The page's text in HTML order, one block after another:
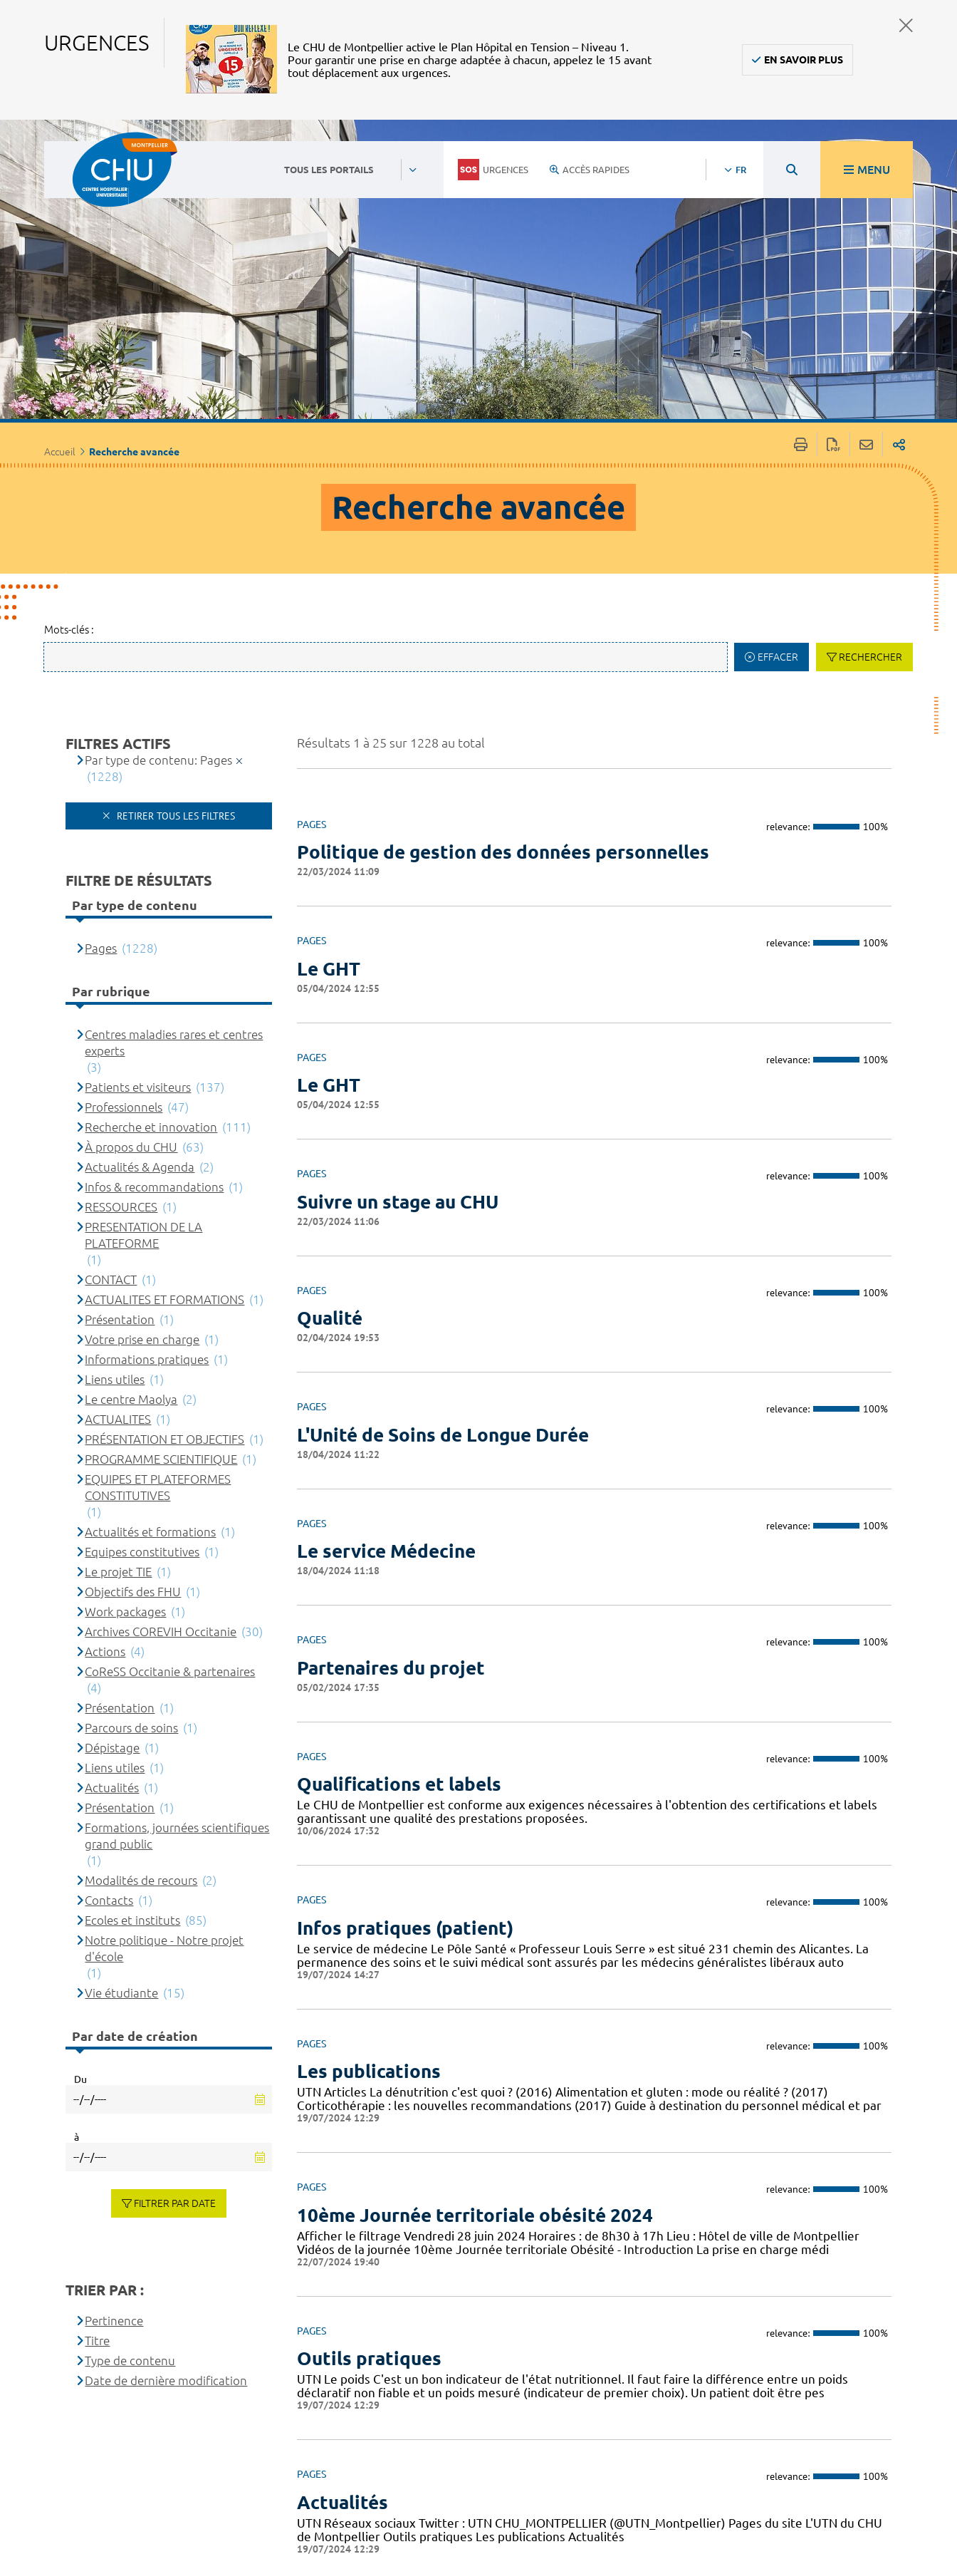
URGENCES
Le CHU de Montpellier active le Plan Hôpital en Tension – Niveau 1.
Pour garantir une prise en charge adaptée à chacun, appelez le 15 avant
tout déplacement aux urgences.
EN SAVOIR PLUS
TOUS LES PORTAILS URGENCES ACCÈS RAPIDES FR MENU
Accueil Recherche avancée
Recherche avancée
Mots-clés :
EFFACER RECHERCHER
Résultats 1 à 25 sur 1228 au total
PAGES relevance: 100%
Politique de gestion des données personnelles
22/03/2024 11:09
PAGES relevance: 100%
Le GHT
05/04/2024 12:55
PAGES relevance: 100%
Le GHT
05/04/2024 12:55
PAGES relevance: 100%
Suivre un stage au CHU
22/03/2024 11:06
PAGES relevance: 100%
Qualité
02/04/2024 19:53
PAGES relevance: 100%
L'Unité de Soins de Longue Durée
18/04/2024 11:22
PAGES relevance: 100%
Le service Médecine
18/04/2024 11:18
PAGES relevance: 100%
Partenaires du projet
05/02/2024 17:35
PAGES relevance: 100%
Qualifications et labels
Le CHU de Montpellier est conforme aux exigences nécessaires à l'obtention des certifications et labels
garantissant une qualité des prestations proposées.
10/06/2024 17:32
PAGES relevance: 100%
Infos pratiques (patient)
Le service de médecine Le Pôle Santé « Professeur Louis Serre » est situé 231 chemin des Alicantes. La
permanence des soins et le suivi médical sont assurés par les médecins généralistes libéraux auto
19/07/2024 14:27
PAGES relevance: 100%
Les publications
UTN Articles La dénutrition c'est quoi ? (2016) Alimentation et gluten : mode ou réalité ? (2017)
Corticothérapie : les nouvelles recommandations (2017) Guide à destination du personnel médical et par
19/07/2024 12:29
PAGES relevance: 100%
10ème Journée territoriale obésité 2024
Afficher le filtrage Vendredi 28 juin 2024 Horaires : de 8h30 à 17h Lieu : Hôtel de ville de Montpellier
Vidéos de la journée 10ème Journée territoriale Obésité - Introduction La prise en charge médi
22/07/2024 19:40
PAGES relevance: 100%
Outils pratiques
UTN Le poids C'est un bon indicateur de l'état nutritionnel. Il faut faire la différence entre un poids
déclaratif non fiable et un poids mesuré (indicateur de premier choix). Un patient doit être pes
19/07/2024 12:29
PAGES relevance: 100%
Actualités
UTN Réseaux sociaux Twitter : UTN CHU_MONTPELLIER (@UTN_Montpellier) Pages du site L'UTN du CHU
de Montpellier Outils pratiques Les publications Actualités
19/07/2024 12:29
FILTRES ACTIFS
Par type de contenu: Pages
(1228)
RETIRER TOUS LES FILTRES
FILTRE DE RÉSULTATS
Par type de contenu
Pages (1228)
Par rubrique
Centres maladies rares et centres
experts
(3)
Patients et visiteurs (137)
Professionnels (47)
Recherche et innovation (111)
À propos du CHU (63)
Actualités & Agenda (2)
Infos & recommandations (1)
RESSOURCES (1)
PRESENTATION DE LA
PLATEFORME
(1)
CONTACT (1)
ACTUALITES ET FORMATIONS (1)
Présentation (1)
Votre prise en charge (1)
Informations pratiques (1)
Liens utiles (1)
Le centre Maolya (2)
ACTUALITES (1)
PRÉSENTATION ET OBJECTIFS (1)
PROGRAMME SCIENTIFIQUE (1)
EQUIPES ET PLATEFORMES
CONSTITUTIVES
(1)
Actualités et formations (1)
Equipes constitutives (1)
Le projet TIE (1)
Objectifs des FHU (1)
Work packages (1)
Archives COREVIH Occitanie (30)
Actions (4)
CoReSS Occitanie & partenaires
(4)
Présentation (1)
Parcours de soins (1)
Dépistage (1)
Liens utiles (1)
Actualités (1)
Présentation (1)
Formations, journées scientifiques
grand public
(1)
Modalités de recours (2)
Contacts (1)
Ecoles et instituts (85)
Notre politique - Notre projet
d'école
(1)
Vie étudiante (15)
Par date de création
Du
à
FILTRER PAR DATE
TRIER PAR :
Pertinence
Titre
Type de contenu
Date de dernière modification